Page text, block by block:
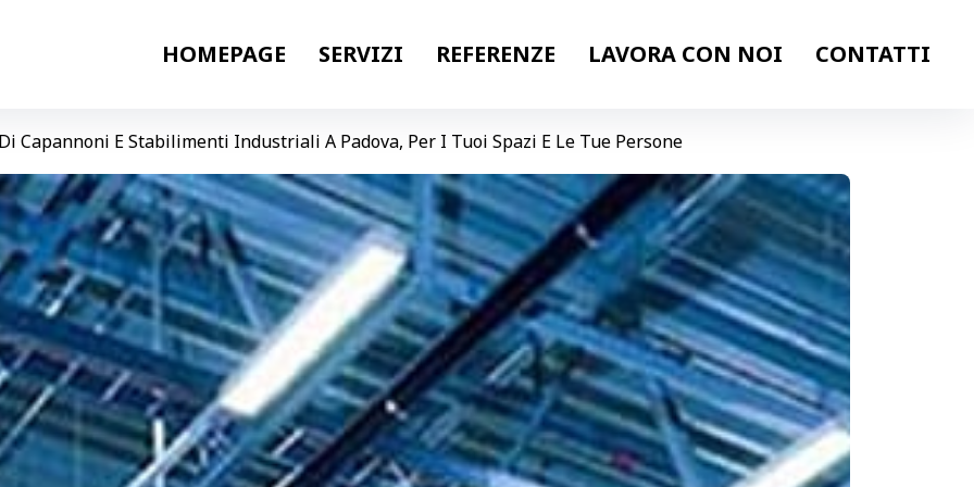
HOMEPAGE SERVIZI REFERENZE LAVORA CON NOI CONTATTI
Capannoni E Stabilimenti Industriali A Padova, Per I Tuoi Spazi E Le Tue Persone